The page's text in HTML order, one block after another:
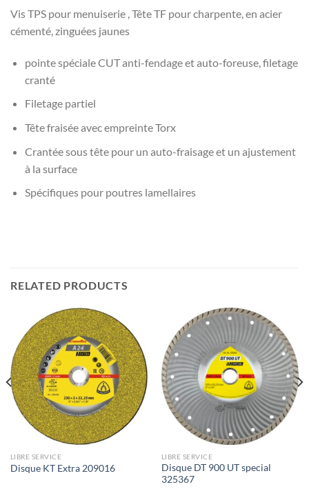
Vis TPS pour menuiserie , Tête TF pour charpente, en acier
cémenté, zinguées jaunes
pointe spéciale CUT anti-fendage et auto-foreuse, filetage
cranté
Filetage partiel
Tête fraisée avec empreinte Torx
Crantée sous tête pour un auto-fraisage et un ajustement
à la surface
Spécifiques pour poutres lamellaires
RELATED PRODUCTS
LIBRE SERVICE
Disque KT Extra 209016
LIBRE SERVICE
Disque DT 900 UT special
325367